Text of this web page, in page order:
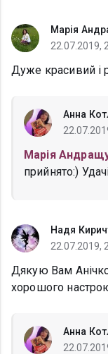
Марія
22.07.2019,
Дуже красивий і
Анна
Марія
прийнято:)
Надя
22.07.2019,
Дякую Вам
хорошого
Анна